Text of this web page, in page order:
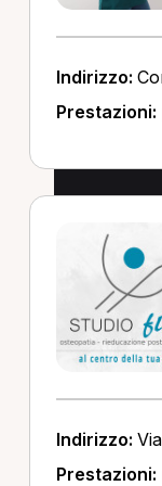
Indirizzo:
Prestazioni:
Indirizzo:
Prestazioni: